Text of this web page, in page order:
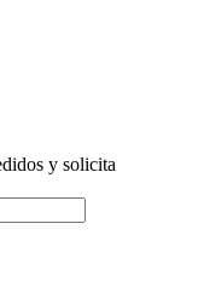
y solicita